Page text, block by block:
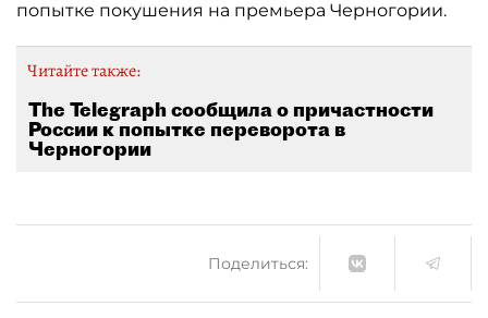
попытке покушения на премьера Черногории.
Читайте также:
The Telegraph сообщила о причастности
России к попытке переворота в
Черногории
Поделиться: